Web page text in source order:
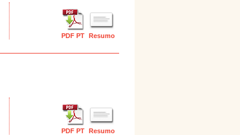
PDF PT Resumo
PDF PT Resumo